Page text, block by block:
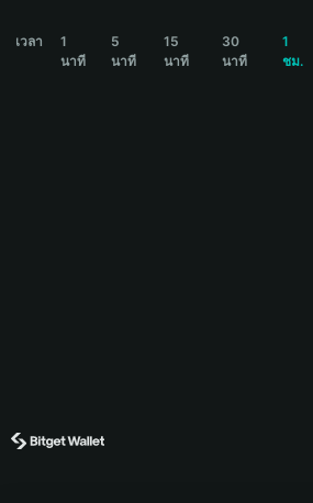
เวลา
1
นาที
5
นาที
15
นาที
30
นาที
1
ชม.